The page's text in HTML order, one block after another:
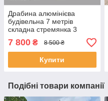
Драбина алюмінієва
будівельна 7 метрів
складна стремянка 3
секції по 10 сходинок
7 800 ₴ 8 500 ₴
Купити
Подібні товари компанії